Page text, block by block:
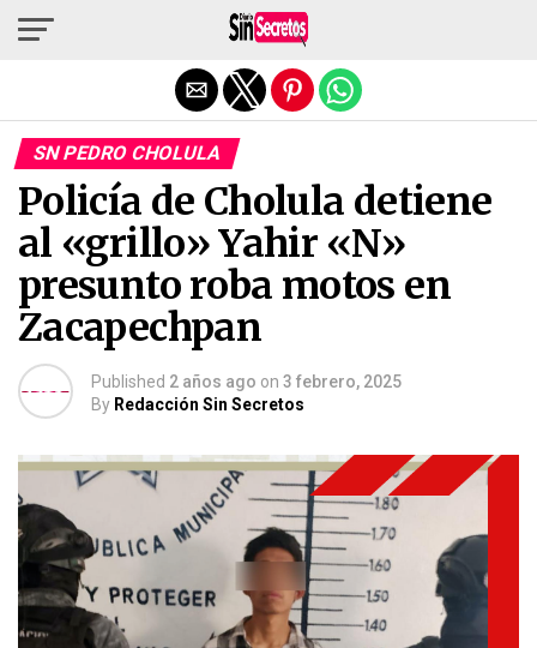
SN PEDRO CHOLULA
Policía de Cholula detiene
al «grillo» Yahir «N»
presunto roba motos en
Zacapechpan
Published 2 años ago on 3 febrero, 2025
By Redacción Sin Secretos
Salir de la versión móvil